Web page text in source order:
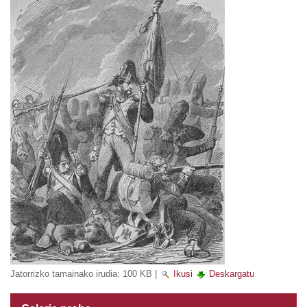
Jatorrizko tamainako irudia: 100 KB Ikusi Deskargatu